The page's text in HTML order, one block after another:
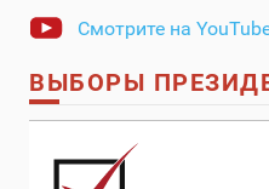
Смотрите на
ВЫБОРЫ